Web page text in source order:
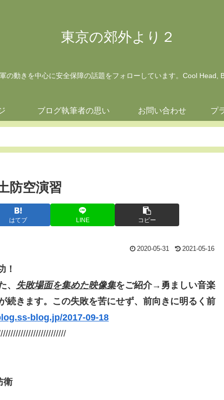
東京の郊外より２
の動きを中心に安全保障の話題をフォローしています。Cool Head,
ブログ執筆者の思い お問い合わせ プ
防空演習
はてブ LINE コピー
2020-05-31 2021-05-16
！
、 失敗場面を集めた映像集をご紹介→勇ましい音楽
続きます。 この失敗を苦にせず、前向きに明るく前
blog.jp/2017-09-18
衛